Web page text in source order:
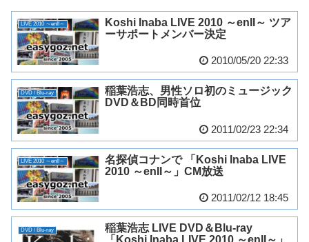
LIVE 2010 ～enII～
Koshi Inaba LIVE 2010 ～enII～ ツア
ーサポートメンバー決定
2010/05/20 22:33
DVD / Blu-ray
稲葉浩志、男性ソロ初のミュージック
DVD＆BD同時首位
2011/02/23 22:34
LIVE 2010 ～enII～
名探偵コナンで 「Koshi Inaba LIVE
2010 ～enII～」CM放送
2011/02/12 18:45
DVD / Blu-ray
稲葉浩志 LIVE DVD＆Blu-ray